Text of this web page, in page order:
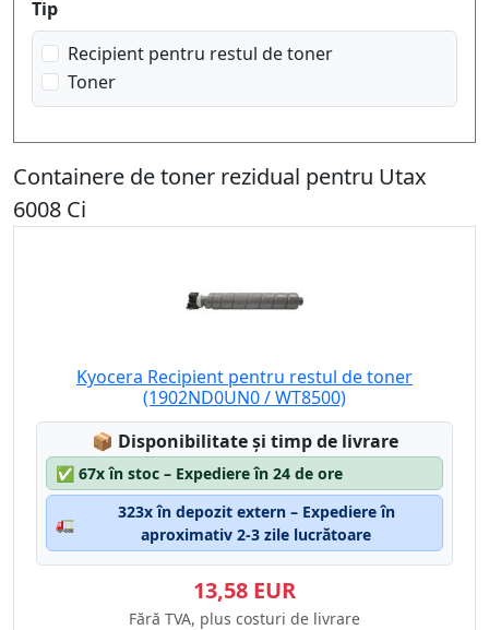
Tip
Recipient pentru restul de toner
Toner
Containere de toner rezidual pentru Utax
6008 Ci
Kyocera Recipient pentru restul de toner
(1902ND0UN0 / WT8500)
📦 Lagerstatus:
Disponibilitate și timp de livrare
✅ 67x în stoc – Expediere în 24 de ore
🚛
323x în depozit extern – Expediere în
aproximativ 2-3 zile lucrătoare
13,58 EUR
Fără TVA, plus costuri de livrare